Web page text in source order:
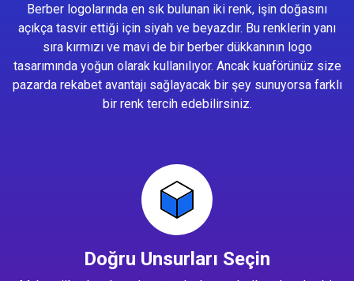
Berber logolarında en sık bulunan iki renk, işin doğasını
açıkça tasvir ettiği için siyah ve beyazdır. Bu renklerin yanı
sıra kırmızı ve mavi de bir berber dükkanının logo
tasarımında yoğun olarak kullanılıyor. Ancak kuaförünüz size
pazarda rekabet avantajı sağlayacak bir şey sunuyorsa farklı
bir renk tercih edebilirsiniz.
Doğru Unsurları Seçin